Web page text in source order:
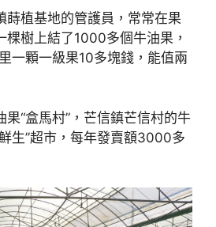
蒔植基地的管護員，常常在果
棵樹上結了1000多個牛油果，
一顆一級果10多塊錢，能值兩
“盒馬村”，芒信鎮芒信村的牛
生”超市，每年發賣額3000多